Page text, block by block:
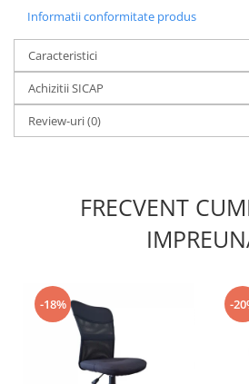
Informatii conformitate produs
Caracteristici
Achizitii SICAP
Review-uri(0)
FRECVENT
-18% -